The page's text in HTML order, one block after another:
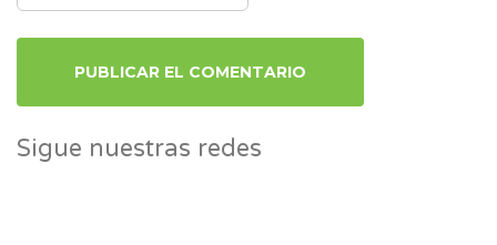
Sigue nuestras redes